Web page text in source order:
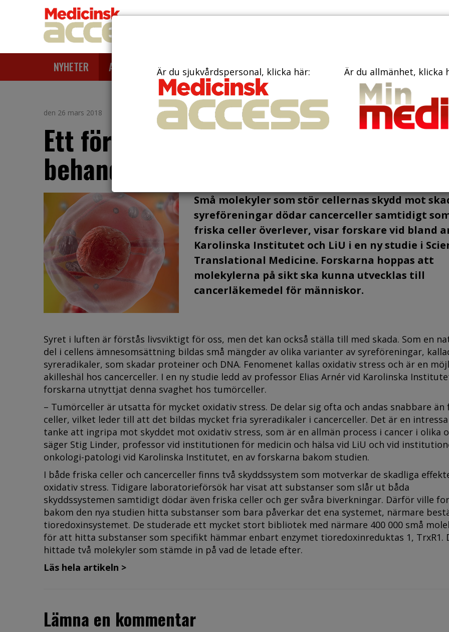
NYHETER ARTIKLAR AKTUELLT TIDNINGAR BÖCKER KONTAKT
den 26 mars 2018
Ett första steg mot ny möjlig
behandling av cancer
Små molekyler som stör cellernas skydd mot
syreföreningar dödar cancerceller samtidigt
friska celler överlever, visar forskare vid bland
Karolinska Institutet och LiU i en ny studie i
Translational Medicine. Forskarna hoppas att
molekylerna på sikt ska kunna utvecklas till
cancerläkemedel för människor.
Syret i luften är förstås livsviktigt för oss, men det kan också ställa till med skada. Som en
del i cellens ämnesomsättning bildas små mängder av olika varianter av syreföreningar,
syreradikaler, som skadar proteiner och DNA. Fenomenet kallas oxidativ stress och är en
akilleshäl hos cancerceller. I en ny studie ledd av professor Elias Arnér vid Karolinska
forskarna utnyttjat denna svaghet hos tumörceller.
– Tumörceller är utsatta för mycket oxidativ stress. De delar sig ofta och andas snabbare än
celler, vilket leder till att det bildas mycket fria syreradikaler i cancerceller. Det är en
tanke att ingripa mot skyddet mot oxidativ stress, som är en allmän process i cancer i olika
säger Stig Linder, professor vid institutionen för medicin och hälsa vid LiU och vid
onkologi-patologi vid Karolinska Institutet, en av forskarna bakom studien.
I både friska celler och cancerceller finns två skyddssystem som motverkar de skadliga
oxidativ stress. Tidigare laboratorieförsök har visat att substanser som slår ut båda
skyddssystemen samtidigt dödar även friska celler och ger svåra biverkningar. Därför ville
bakom den nya studien hitta substanser som bara påverkar det ena systemet, närmare
tioredoxinsystemet. De studerade ett mycket stort bibliotek med närmare 400 000 små
för att hitta substanser som specifikt hämmar enbart enzymet tioredoxinreduktas 1, TrxR1.
hittade två molekyler som stämde in på vad de letade efter.
Läs hela artikeln >
Lämna en kommentar
Är du sjukvårdspersonal, klicka här: Är du allmänhet, klicka